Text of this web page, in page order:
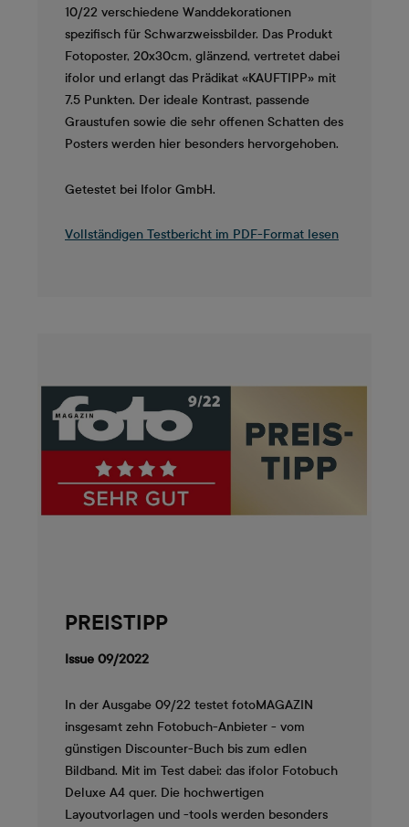
10/22 verschiedene Wanddekorationen
spezifisch für Schwarzweissbilder. Das Produkt
Fotoposter, 20x30cm, glänzend, vertretet dabei
ifolor und erlangt das Prädikat «KAUFTIPP» mit
7.5 Punkten. Der ideale Kontrast, passende
Graustufen sowie die sehr offenen Schatten des
Posters werden hier besonders hervorgehoben.
Getestet bei Ifolor GmbH.
Vollständigen Testbericht im PDF-Format lesen
PREISTIPP
Issue 09/2022
In der Ausgabe 09/22 testet fotoMAGAZIN
insgesamt zehn Fotobuch-Anbieter - vom
günstigen Discounter-Buch bis zum edlen
Bildband. Mit im Test dabei: das ifolor Fotobuch
Deluxe A4 quer. Die hochwertigen
Layoutvorlagen und -tools werden besonders